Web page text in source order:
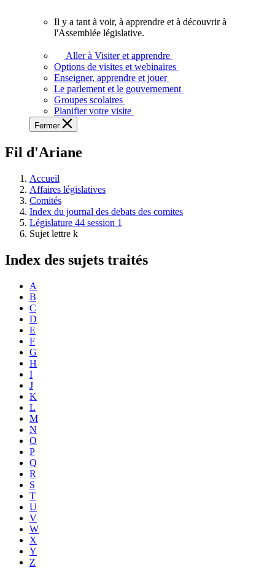
voir,
apprendre
et
à
à
législative.
Il y a tant à voir, à apprendre et à découvrir à
l'Assemblée législative.
Aller à Visiter et apprendre
Options de visites et webinaires
Enseigner, apprendre et jouer
Le parlement et le gouvernement
Groupes scolaires
Planifier votre visite
Fermer
Fil d'Ariane
Accueil
Affaires législatives
Comités
Index du journal des debats des comites
Législature 44 session 1
Sujet lettre k
Index des sujets traités
A
B
C
D
E
F
G
H
I
J
K
L
M
N
O
P
Q
R
S
T
U
V
W
X
Y
Z